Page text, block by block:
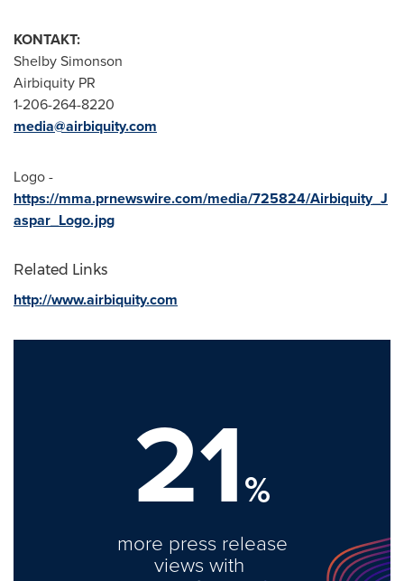
KONTAKT:
Shelby Simonson
Airbiquity PR
1-206-264-8220
media@airbiquity.com
Logo -
https://mma.prnewswire.com/media/725824/Airbiquity_J
aspar_Logo.jpg
Related Links
http://www.airbiquity.com
21%
more press release
views with